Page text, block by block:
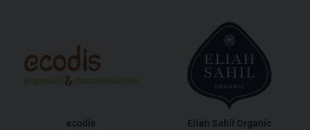
ecodis
Eliah Sahil Organic